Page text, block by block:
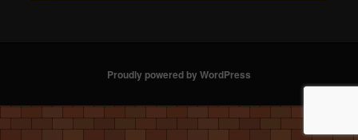
Proudly powered by WordPress